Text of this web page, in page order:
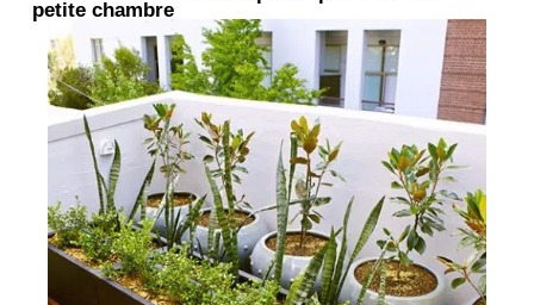
petite chambre